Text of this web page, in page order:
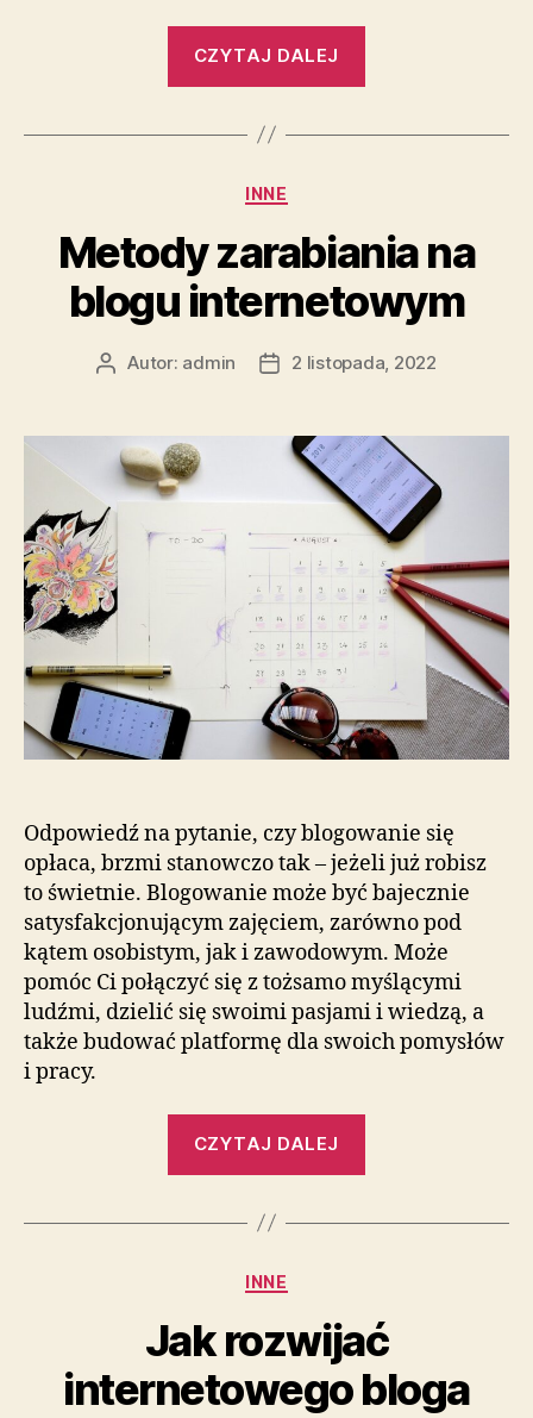
CZYTAJ DALEJ
–
czasochłonne?”
Kategorie
INNE
Metody zarabiania na
blogu internetowym
AutorAutor: admin
Data2 listopada, 2022
Odpowiedź na pytanie, czy blogowanie się
opłaca, brzmi stanowczo tak – jeżeli już robisz
to świetnie. Blogowanie może być bajecznie
satysfakcjonującym zajęciem, zarówno pod
kątem osobistym, jak i zawodowym. Może
pomóc Ci połączyć się z tożsamo myślącymi
ludźmi, dzielić się swoimi pasjami i wiedzą, a
także budować platformę dla swoich pomysłów
i pracy.
CZYTAJ DALEJ
blogu
Kategorie
INNE
Jak rozwijać
internetowego bloga